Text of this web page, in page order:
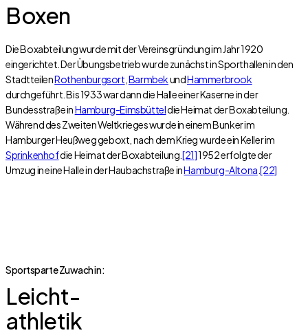
Boxen
Die Boxabteilung wurde mit der Vereinsgründung im Jahr 1920
eingerichtet. Der Übungsbetrieb wurde zunächst in Sporthallen in den
StadtteilenRothenburgsort BarmbekundHammerbrook
durchgeführt. Bis 1933 war dann die Halle einer Kaserne in der
Bundesstraße inHamburg-Eimsbütteldie Heimat der Boxabteilung.
Während des Zweiten Weltkrieges wurde in einem Bunker im
Hamburger Heußweg geboxt, nach dem Krieg wurde ein Keller im
Sprinkenhofdie Heimat der Boxabteilung.[21]1952 erfolgte der
Umzug in eine Halle in der Haubachstraße inHamburg-Altona .[22]
Sportsparte Zuwach in:
Leicht-
athletik